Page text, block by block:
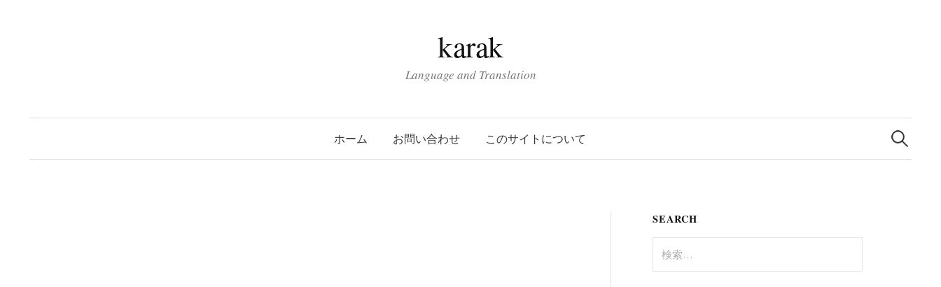
karak
Language and Translation
ホーム お問い合わせ このサイトについて
検
索:
SEARCH
索: